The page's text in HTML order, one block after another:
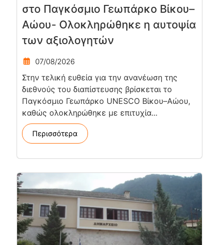
στο Παγκόσμιο Γεωπάρκο Βίκου–
Αώου- Ολοκληρώθηκε η αυτοψία
των αξιολογητών
07/08/2026
Στην τελική ευθεία για την ανανέωση της
διεθνούς του διαπίστευσης βρίσκεται το
Παγκόσμιο Γεωπάρκο UNESCO Βίκου–Αώου,
καθώς ολοκληρώθηκε με επιτυχία...
Περισσότερα